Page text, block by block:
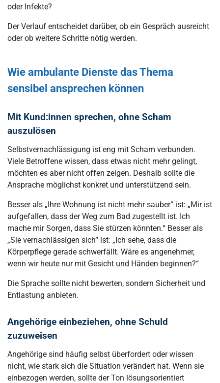
oder Infekte?
Der Verlauf entscheidet darüber, ob ein Gespräch ausreicht
oder ob weitere Schritte nötig werden.
Wie ambulante Dienste das Thema
sensibel ansprechen können
Mit Kund:innen sprechen, ohne Scham
auszulösen
Selbstvernachlässigung ist eng mit Scham verbunden.
Viele Betroffene wissen, dass etwas nicht mehr gelingt,
möchten es aber nicht offen zeigen. Deshalb sollte die
Ansprache möglichst konkret und unterstützend sein.
Besser als „Ihre Wohnung ist nicht mehr sauber“ ist: „Mir ist
aufgefallen, dass der Weg zum Bad zugestellt ist. Ich
mache mir Sorgen, dass Sie stürzen könnten.“ Besser als
„Sie vernachlässigen sich“ ist: „Ich sehe, dass die
Körperpflege gerade schwerfällt. Wäre es angenehmer,
wenn wir heute nur mit Gesicht und Händen beginnen?“
Die Sprache sollte nicht bewerten, sondern Sicherheit und
Entlastung anbieten.
Angehörige einbeziehen, ohne Schuld
zuzuweisen
Angehörige sind häufig selbst überfordert oder wissen
nicht, wie stark sich die Situation verändert hat. Wenn sie
einbezogen werden, sollte der Ton lösungsorientiert